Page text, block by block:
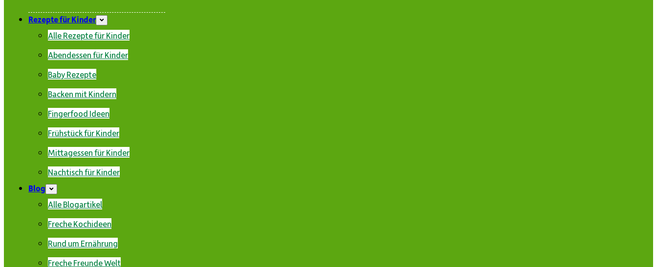
Rezepte für Kinder
Alle Rezepte für Kinder
Abendessen für Kinder
Baby Rezepte
Backen mit Kindern
Fingerfood Ideen
Frühstück für Kinder
Mittagessen für Kinder
Nachtisch für Kinder
Blog
Alle Blogartikel
Freche Kochideen
Rund um Ernährung
Freche Freunde Welt